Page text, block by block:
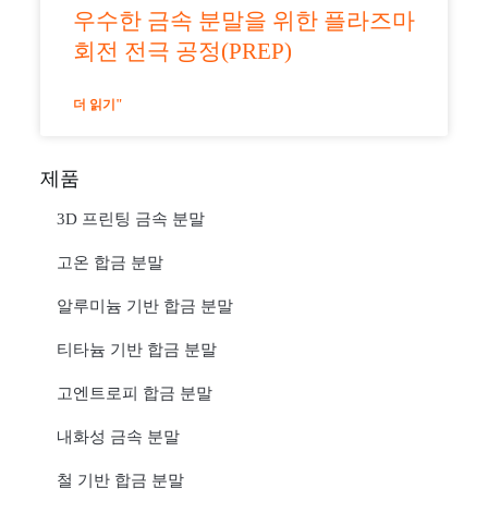
우수한 금속 분말을 위한 플라즈마
회전 전극 공정(PREP)
더 읽기"
제품
3D 프린팅 금속 분말
고온 합금 분말
알루미늄 기반 합금 분말
티타늄 기반 합금 분말
고엔트로피 합금 분말
내화성 금속 분말
철 기반 합금 분말